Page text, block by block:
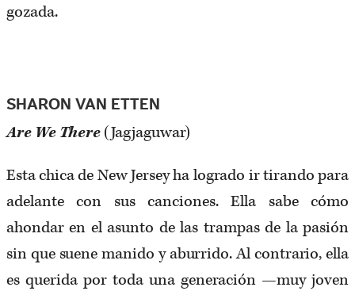
gozada.
SHARON VAN ETTEN
Are We There(Jagjaguwar)
Esta chica de New Jersey ha logrado ir tirando para
adelante con sus canciones. Ella sabe cómo
ahondar en el asunto de las trampas de la pasión
sin que suene manido y aburrido. Al contrario, ella
es querida por toda una generación —muy joven